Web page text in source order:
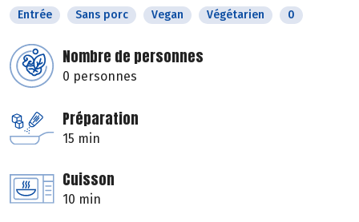
Entrée Sans porc Vegan Végétarien 0
Nombre de personnes
0 personnes
Préparation
15 min
Cuisson
10 min